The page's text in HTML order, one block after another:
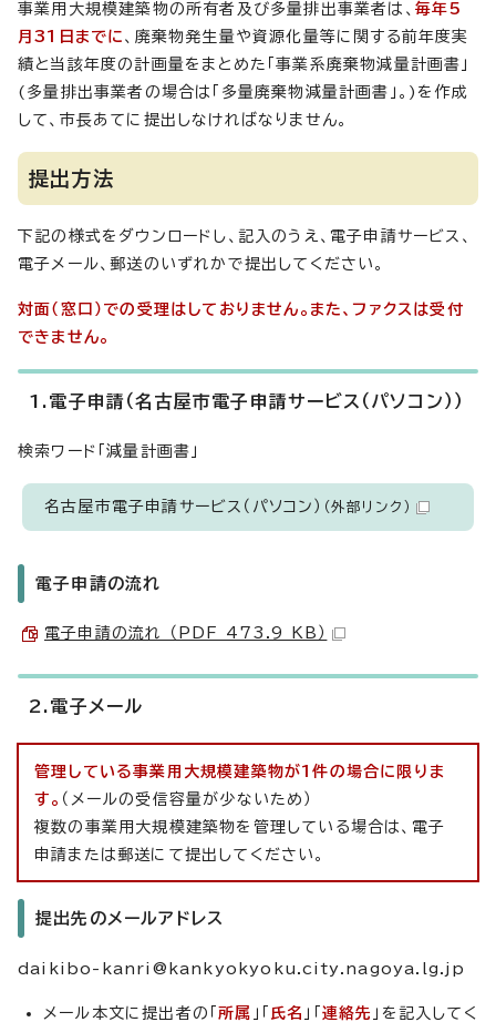
事業用大規模建築物の所有者及び多量排出事業者は、 毎年5
月31日までに 、廃棄物発生量や資源化量等に関する前年度実
績と当該年度の計画量をまとめた「事業系廃棄物減量計画書」
(多量排出事業者の場合は「多量廃棄物減量計画書」。)を作成
して、市長あてに提出しなければなりません。
提出方法
下記の様式をダウンロードし、記入のうえ、電子申請サービス、
電子メール、郵送のいずれかで提出してください。
対面（窓口）での受理はしておりません。また、ファクスは受付
できません。
1.電子申請（名古屋市電子申請サービス（パソコン））
検索ワード「減量計画書」
名古屋市電子申請サービス（パソコン） （外部リンク）
電子申請の流れ
電子申請の流れ （PDF 473.9 KB）
2.電子メール
管理している事業用大規模建築物が1件の場合に限りま
す。 （メールの受信容量が少ないため）
複数の事業用大規模建築物を管理している場合は、電子
申請または郵送にて提出してください。
提出先のメールアドレス
daikibo-kanri@kankyokyoku.city.nagoya.lg.jp
メール本文に提出者の「所属 」「 氏名 」「 連絡先 」を記入してく